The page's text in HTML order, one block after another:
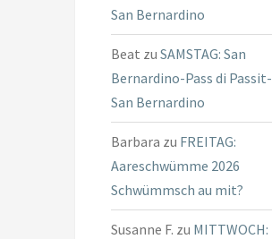
San Bernardino
Beat zu SAMSTAG: San
Bernardino-Pass di Passit-
San Bernardino
Barbara zu FREITAG:
Aareschwümme 2026
Schwümmsch au mit?
Susanne F. zu MITTWOCH: